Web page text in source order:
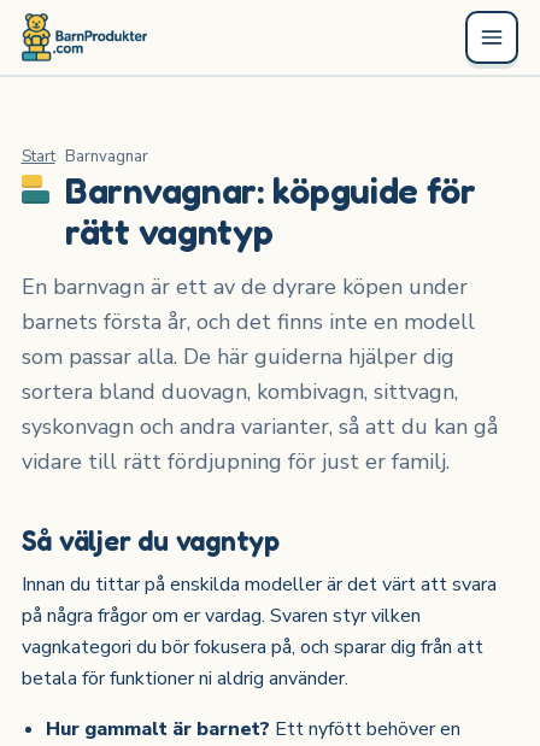
Start Barnvagnar
Barnvagnar: köpguide för
rätt vagntyp
En barnvagn är ett av de dyrare köpen under
barnets första år, och det finns inte en modell
som passar alla. De här guiderna hjälper dig
sortera bland duovagn, kombivagn, sittvagn,
syskonvagn och andra varianter, så att du kan gå
vidare till rätt fördjupning för just er familj.
Så väljer du vagntyp
Innan du tittar på enskilda modeller är det värt att svara
på några frågor om er vardag. Svaren styr vilken
vagnkategori du bör fokusera på, och sparar dig från att
betala för funktioner ni aldrig använder.
Hur gammalt är barnet? Ett nyfött behöver en